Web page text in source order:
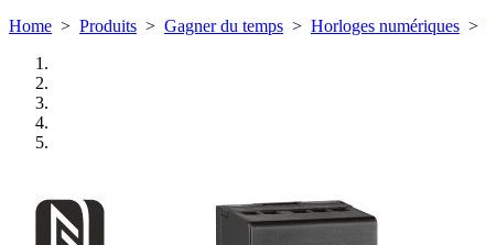
Home > Produits > Gagner du temps > Horloges numériques >